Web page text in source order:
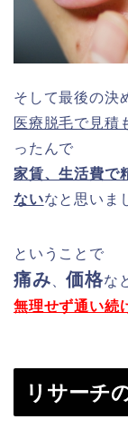
そして最後の決
医療脱毛で見積
ったんで
家賃、生活費で
ないなと思いま
ということで
痛み 、価格な
無理せず通い続
リサーチ